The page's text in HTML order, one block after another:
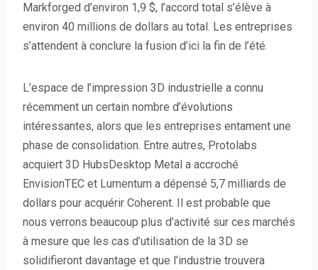
Markforged d’environ 1,9 $, l’accord total s’élève à
environ 40 millions de dollars au total. Les entreprises
s’attendent à conclure la fusion d’ici la fin de l’été.
L’espace de l’impression 3D industrielle a connu
récemment un certain nombre d’évolutions
intéressantes, alors que les entreprises entament une
phase de consolidation. Entre autres, Protolabs
acquiert 3D HubsDesktop Metal a accroché
EnvisionTEC et Lumentum a dépensé 5,7 milliards de
dollars pour acquérir Coherent. Il est probable que
nous verrons beaucoup plus d’activité sur ces marchés
à mesure que les cas d’utilisation de la 3D se
solidifieront davantage et que l’industrie trouvera